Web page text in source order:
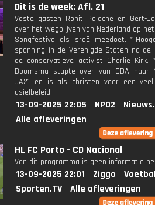
Dit is de week: Afl. 21
Vaste gasten Ronit Palache en Gert-
over het wegblijven van Nederland op
Songfestival als Israël meedoet. *
spanning in de Verenigde Staten na de
de conservatieve activist Charlie Kirk.
Boomsma stapte over van CDA naar
JA21 en is als christen voor een
asielbeleid.
13-09-2025 22:05 NPO2
Alle afleveringen
HL FC Porto - CD Nacional
Van dit programma is geen informatie
13-09-2025 22:01 Ziggo
Sporten.TV
Alle afleveringen